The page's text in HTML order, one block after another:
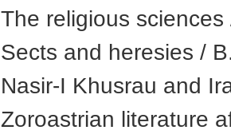
The religious
Sects and heresies /
Nasir-I Khusrau and
Zoroastrian literature